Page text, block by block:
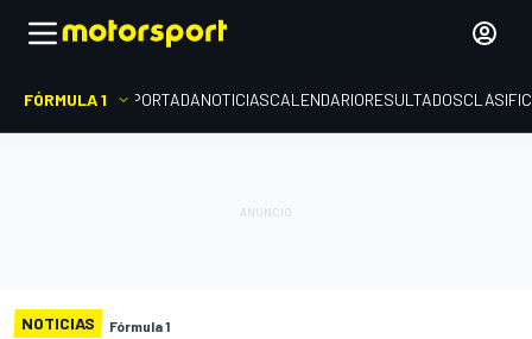
FÓRMULA 1 PORTADANOTICIASCALENDARIORESULTADOS
NOTICIAS Fórmula 1